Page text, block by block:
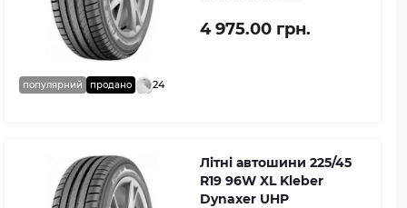
популярний продано 24
4 975.00 грн.
Літні автошини 225/45
R19 96W XL Kleber
Dynaxer UHP